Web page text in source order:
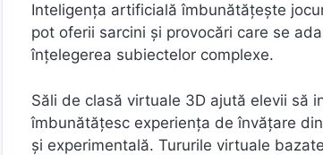
Inteligența artificială îmbunătățește
pot oferii sarcini și provocări care se
înțelegerea subiectelor complexe.
Săli de clasă virtuale 3D ajută elevii să
îmbunătățesc experiența de învățare
și experimentală. Tururile virtuale